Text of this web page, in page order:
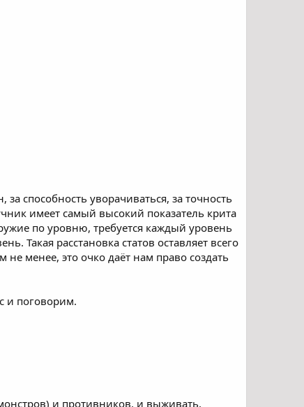
способность уворачиваться, за точность
имеет самый высокий показатель крита
по уровню, требуется каждый уровень
Такая расстановка статов оставляет всего
менее, это очко даёт нам право создать
и поговорим.
и противников, и выживать.